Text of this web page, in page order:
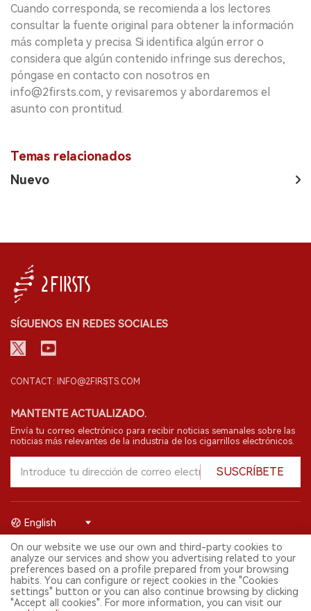
Cuando corresponda, se recomienda a los lectores
consultar la fuente original para obtener la información
más completa y precisa. Si identifica algún error o
considera que algún contenido infringe sus derechos,
póngase en contacto con nosotros en
info@2firsts.com, y revisaremos y abordaremos el
asunto con prontitud.
Temas relacionados
Nuevo
SÍGUENOS EN REDES SOCIALES
CONTACT: INFO@2FIRSTS.COM
MANTENTE ACTUALIZADO.
Envía tu correo electrónico para recibir noticias semanales sobre las
noticias más relevantes de la industria de los cigarrillos electrónicos.
SUSCRÍBETE
© 2026 Shenzhen 2FIRSTS Technology Co.,Ltd. Todos los derechos
reservados.
2FIRSTS solo es accesible para profesionales de la industria,
investigadores, medios y otros profesionales. El acceso por menores
está prohibido.
Este sitio web presta servicios a usuarios fuera del territorio chino
English
On our website we use our own and third-party cookies to
analyze our services and show you advertising related to your
preferences based on a profile prepared from your browsing
habits. You can configure or reject cookies in the "Cookies
settings" button or you can also continue browsing by clicking
"Accept all cookies". For more information, you can visit our